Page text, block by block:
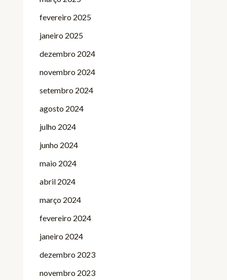
fevereiro 2025
janeiro 2025
dezembro 2024
novembro 2024
setembro 2024
agosto 2024
julho 2024
junho 2024
maio 2024
abril 2024
março 2024
fevereiro 2024
janeiro 2024
dezembro 2023
novembro 2023